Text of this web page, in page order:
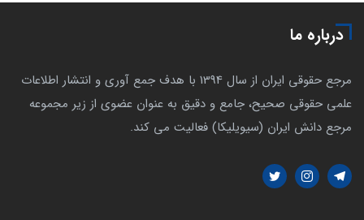
درباره ما
مرجع حقوقی ایران از سال 1394 با هدف جمع آوری و انتشار اطلاعات
علمی حقوقی صحیح، جامع و دقیق به عنوان عضوی از زیر مجموعه
مرجع دانش ایران (سیویلیکا) فعالیت می کند.